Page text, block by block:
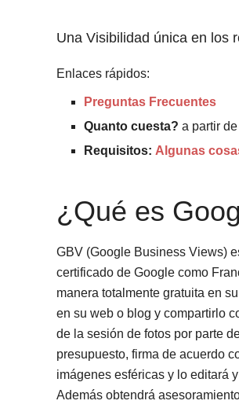
Una Visibilidad única en los
Enlaces rápidos:
Preguntas Frecuentes
Quanto cuesta? a partir
Requisitos: Algunas
¿Qué es
GBV (Google Business Views)
certificado de Google como
manera totalmente gratuita en
en su web o blog y compartirlo
de la sesión de fotos por parte
presupuesto, firma de acuerdo
imágenes esféricas y lo editará
Además obtendrá